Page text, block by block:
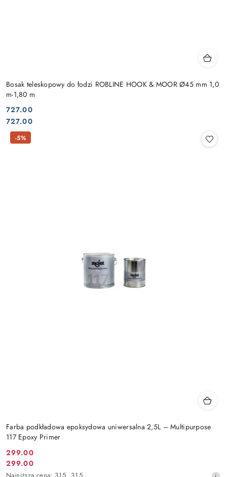
Bosak teleskopowy do łodzi ROBLINE HOOK & MOOR Ø45 mm 1,0
m-1,80 m
Cena:
727.00
Cena:
727.00
Farba podkładowa epoksydowa uniwersalna 2,5L – Multipurpose
117 Epoxy Primer
Cena
promocyjna:
299.00
Cena
299.00
Najniższa
-5%